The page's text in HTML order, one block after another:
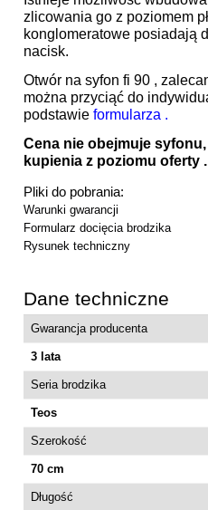
zlicowania go z poziomem
konglomeratowe posiadają
nacisk.
Otwór na syfon fi 90 ,
można przyciąć do
podstawie formularza .
Cena nie obejmuje
kupienia z poziomu oferty .
Pliki do pobrania:
Warunki gwarancji
Formularz docięcia brodzika
Rysunek techniczny
Dane techniczne
Gwarancja producenta
3 lata
Seria brodzika
Teos
Szerokość
70 cm
Długość